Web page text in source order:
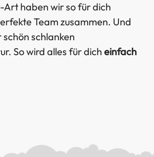
Art haben wir so für dich
Team zusammen. Und
schlanken
So wird alles für dich einfach